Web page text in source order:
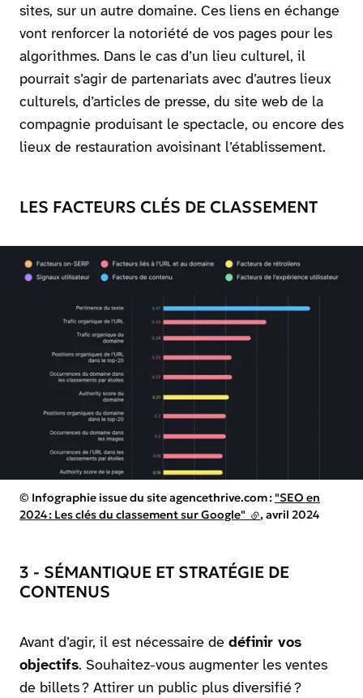
sites, sur un autre domaine. Ces liens en échange
vont renforcer la notoriété de vos pages pour les
algorithmes. Dans le cas d’un lieu culturel, il
pourrait s’agir de partenariats avec d’autres lieux
culturels, d’articles de presse, du site web de la
compagnie produisant le spectacle, ou encore des
lieux de restauration avoisinant l’établissement.
LES FACTEURS CLÉS DE CLASSEMENT
Agrandir
Droits réservés :
© Infographie issue du site agencethrive.com :"SEO en
2024 : Les clés du classement sur Google" (lien externe)
, avril 2024
3 - SÉMANTIQUE ET STRATÉGIE DE
CONTENUS
Avant d’agir, il est nécessaire de définir vos
objectifs. Souhaitez-vous augmenter les ventes
de billets ? Attirer un public plus diversifié ?